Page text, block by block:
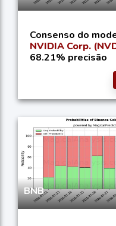
Consenso do
NVIDIA Corp.
68.21% precisão
BNB